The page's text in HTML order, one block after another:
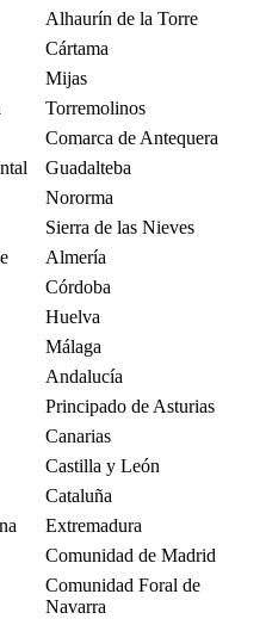
Alhaurín de la Torre
Cártama
Mijas
Torremolinos
Comarca de Antequera
Guadalteba
Nororma
Sierra de las Nieves
Almería
Córdoba
Huelva
Málaga
Andalucía
Principado de Asturias
Canarias
Castilla y León
Cataluña
Extremadura
Comunidad de Madrid
Comunidad Foral de
Navarra